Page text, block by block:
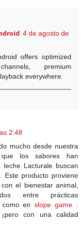
4 de agosto de
offers optimized
premium
everywhere.
2:48
mucho desde nuestra
los sabores han
Lacturale buscan
Este producto proviene
el bienestar animal,
entre prácticas
como enslope game :
con una calidad